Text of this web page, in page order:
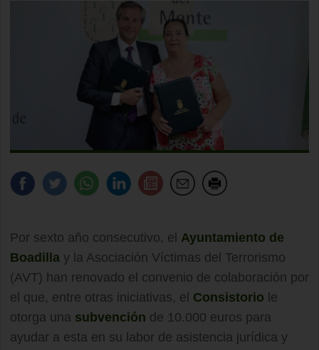
Por sexto año consecutivo, el Ayuntamiento de
Boadilla y la Asociación Víctimas del Terrorismo
(AVT) han renovado el convenio de colaboración por
el que, entre otras iniciativas, el Consistorio le
otorga una subvención de 10.000 euros para
ayudar a esta en su labor de asistencia jurídica y